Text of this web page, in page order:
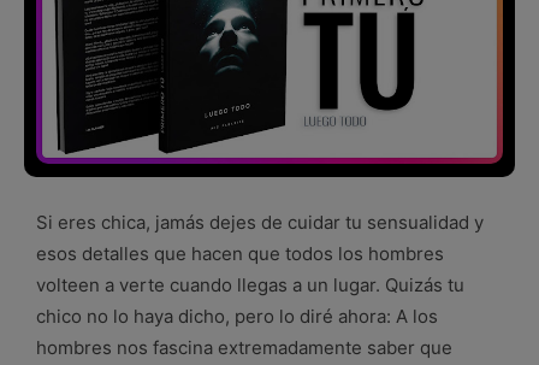
Si eres chica, jamás dejes de cuidar tu sensualidad y
esos detalles que hacen que todos los hombres
volteen a verte cuando llegas a un lugar. Quizás tu
chico no lo haya dicho, pero lo diré ahora: A los
hombres nos fascina extremadamente saber que